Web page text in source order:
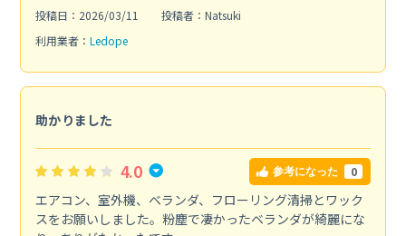
投稿日：2026/03/11
投稿者：Natsuki
利用業者： Ledope
助かりました
4.0 参考になった 0
エアコン、室外機、ベランダ、フローリング清掃とワック
スをお願いしました。粉塵で凄かったベランダが綺麗にな